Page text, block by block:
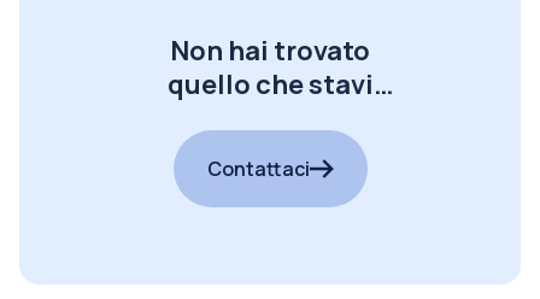
Non hai trovato
quello che stavi
Contattaci